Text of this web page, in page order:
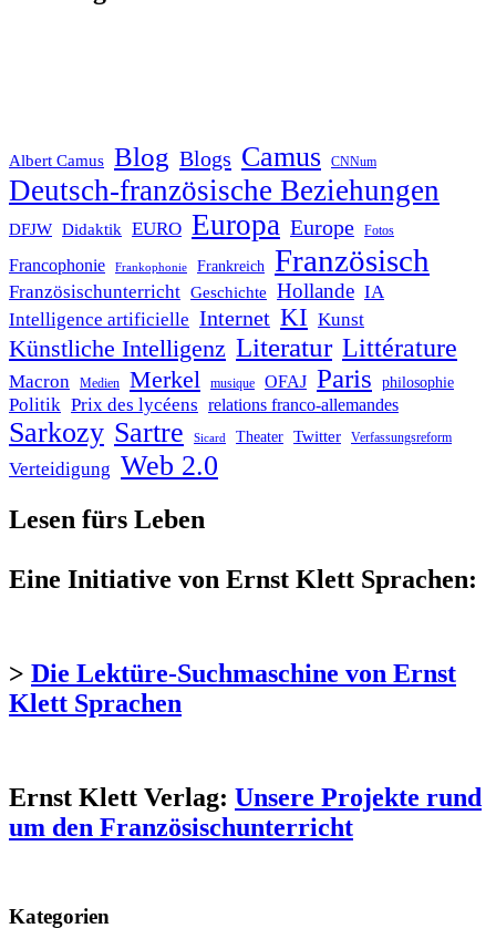
Albert Camus Blog Blogs Camus CNNum
Deutsch-französische Beziehungen
DFJW Didaktik EURO Europa Europe Fotos
Francophonie Frankophonie Frankreich Französisch
Französischunterricht Geschichte Hollande IA
Intelligence artificielle Internet KI Kunst
Künstliche Intelligenz Literatur Littérature
Macron Medien Merkel musique OFAJ Paris philosophie
Politik Prix des lycéens relations franco-allemandes
Sarkozy Sartre Sicard Theater Twitter Verfassungsreform
Verteidigung Web 2.0
Lesen fürs Leben
Eine Initiative von Ernst Klett Sprachen:
> Die Lektüre-Suchmaschine von Ernst
Klett Sprachen
Ernst Klett Verlag: Unsere Projekte rund
um den Französischunterricht
Kategorien